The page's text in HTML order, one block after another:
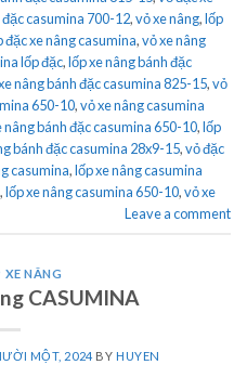
casumina 700-12,vỏ xe nâng,lốp
đặc xe nâng casumina,vỏ xe nâng
lốp đặc,lốp xe nâng bánh đặc
nâng bánh đặc casumina 825-15,vỏ
650-10,vỏ xe nâng casumina
nâng bánh đặc casumina 650-10,lốp
bánh đặc casumina 28x9-15,vỏ đặc
casumina,lốp xe nâng casumina
,lốp xe nâng casumina 650-10,vỏ xe
Leave a comment
XE NÂNG
CASUMINA
MỘT, 2024 BY HUYEN